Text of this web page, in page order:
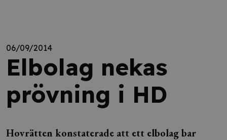
06/09/2014
Elbolag nekas
prövning i HD
Hovrätten konstaterade att ett elbolag bar